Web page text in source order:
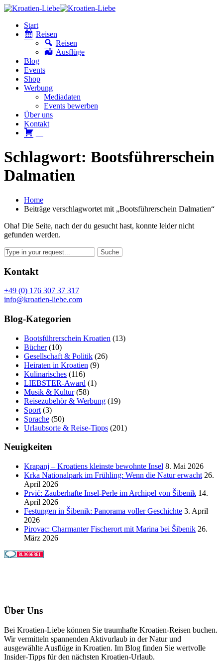
Start
Reisen
Reisen
Ausflüge
Blog
Events
Shop
Werbung
Mediadaten
Events bewerben
Über uns
Kontakt
Schlagwort: Bootsführerschein
Dalmatien
Home
Beiträge verschlagwortet mit „Bootsführerschein Dalmatien“
Oha! Die Seite, nach der du gesucht hast, konnte leider nicht
gefunden werden.
Kontakt
+49 (0) 176 307 37 317
info@kroatien-liebe.com
Blog-Kategorien
Bootsführerschein Kroatien (13)
Bücher(10)
Gesellschaft & Politik (26)
Heiraten in Kroatien (9)
Kulinarisches (116)
LIEBSTER-Award (1)
Musik & Kultur(58)
Reisezubehör & Werbung (19)
Sport (3)
Sprache (50)
Urlaubsorte & Reise-Tipps (201)
Neuigkeiten
Krapanj – Kroatiens kleinste bewohnte Insel 8. Mai 2026
Krka Nationalpark im Frühling: Wenn die Natur erwacht 26.
April 2026
Prvić: Zauberhafte Insel-Perle im Archipel von Šibenik 14.
April 2026
Festungen in Šibenik: Panorama voller Geschichte 3. April
2026
Pirovac: Charmanter Fischerort mit Marina bei Šibenik 26.
März 2026
Über Uns
Bei Kroatien-Liebe können Sie traumhafte Kroatien-Reisen buchen.
Wir vermitteln spannenden Aktivurlaub in der Natur und
ausgewählte Ausflüge in Kroatien. Im Blog finden Sie wertvolle
Insider-Tipps für den nächsten Kroatien-Urlaub.